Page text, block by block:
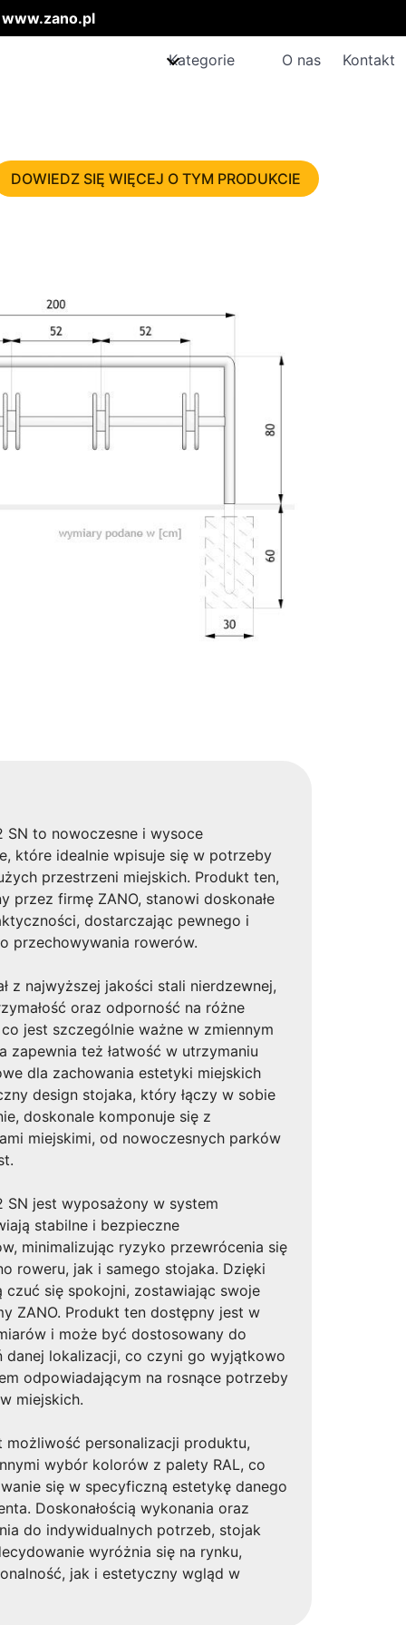
www.zano.pl
Kategorie O nas Kontakt
DOWIEDZ SIĘ WIĘCEJ O TYM PRODUKCIE
to nowoczesne i wysoce
które idealnie wpisuje się w potrzeby
przestrzeni miejskich. Produkt ten,
przez firmę ZANO, stanowi doskonałe
dostarczając pewnego i
przechowywania rowerów.
z najwyższej jakości stali nierdzewnej,
oraz odporność na różne
jest szczególnie ważne w zmiennym
zapewnia też łatwość w utrzymaniu
dla zachowania estetyki miejskich
design stojaka, który łączy w sobie
doskonale komponuje się z
miejskimi, od nowoczesnych parków
jest wyposażony w system
stabilne i bezpieczne
minimalizując ryzyko przewrócenia się
roweru, jak i samego stojaka. Dzięki
się spokojni, zostawiając swoje
ZANO. Produkt ten dostępny jest w
i może być dostosowany do
danej lokalizacji, co czyni go wyjątkowo
odpowiadającym na rosnące potrzeby
miejskich.
możliwość personalizacji produktu,
wybór kolorów z palety RAL, co
się w specyficzną estetykę danego
Doskonałością wykonania oraz
do indywidualnych potrzeb, stojak
wyróżnia się na rynku,
jak i estetyczny wgląd w